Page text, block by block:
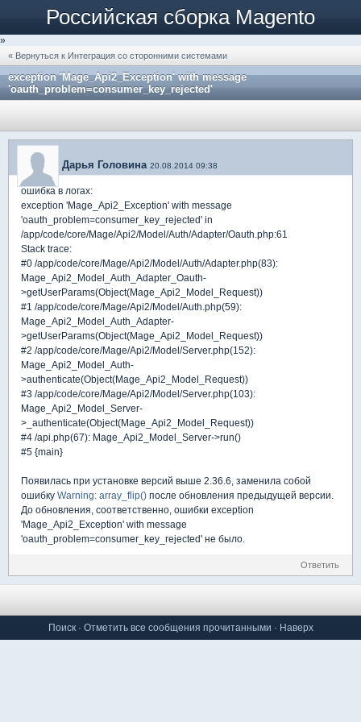
Российская сборка Magento
»
« Вернуться к Интеграция со сторонними системами
exception 'Mage_Api2_Exception' with message
'oauth_problem=consumer_key_rejected'
Дарья Головина 20.08.2014 09:38
ошибка в логах:
exception 'Mage_Api2_Exception' with message
'oauth_problem=consumer_key_rejected' in
/app/code/core/Mage/Api2/Model/Auth/Adapter/Oauth.php:61
Stack trace:
#0 /app/code/core/Mage/Api2/Model/Auth/Adapter.php(83):
Mage_Api2_Model_Auth_Adapter_Oauth-
>getUserParams(Object(Mage_Api2_Model_Request))
#1 /app/code/core/Mage/Api2/Model/Auth.php(59):
Mage_Api2_Model_Auth_Adapter-
>getUserParams(Object(Mage_Api2_Model_Request))
#2 /app/code/core/Mage/Api2/Model/Server.php(152):
Mage_Api2_Model_Auth-
>authenticate(Object(Mage_Api2_Model_Request))
#3 /app/code/core/Mage/Api2/Model/Server.php(103):
Mage_Api2_Model_Server-
>_authenticate(Object(Mage_Api2_Model_Request))
#4 /api.php(67): Mage_Api2_Model_Server->run()
#5 {main}
Появилась при установке версий выше 2.36.6, заменила собой
ошибку Warning: array_flip() после обновления предыдущей версии.
До обновления, соответственно, ошибки exception
'Mage_Api2_Exception' with message
'oauth_problem=consumer_key_rejected' не было.
Ответить
Поиск· Отметить все сообщения прочитанными · Наверх